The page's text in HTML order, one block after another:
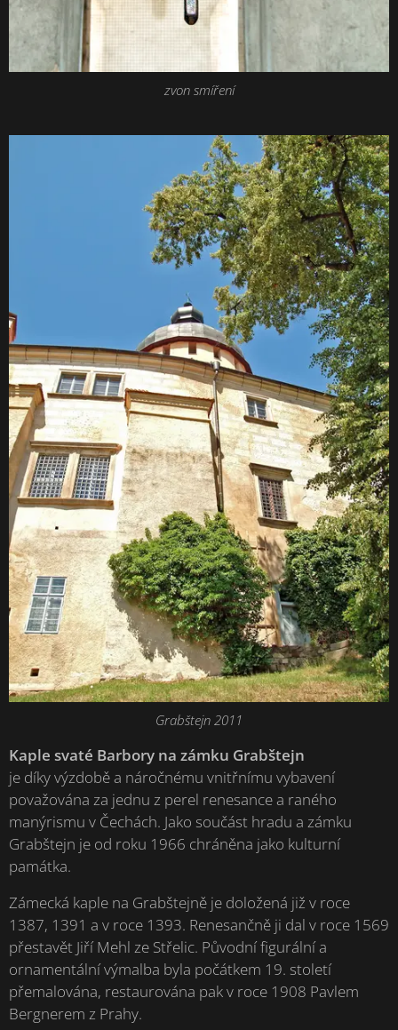
zvon smíření
Grabštejn 2011
Kaple svaté Barbory na zámku Grabštejn
je díky výzdobě a náročnému vnitřnímu vybavení
považována za jednu z perel renesance a raného
manýrismu v Čechách. Jako součást hradu a zámku
Grabštejn je od roku 1966 chráněna jako kulturní
památka.
Zámecká kaple na Grabštejně je doložená již v roce
1387, 1391 a v roce 1393. Renesančně ji dal v roce 1569
přestavět Jiří Mehl ze Střelic. Původní figurální a
ornamentální výmalba byla počátkem 19. století
přemalována, restaurována pak v roce 1908 Pavlem
Bergnerem z Prahy.